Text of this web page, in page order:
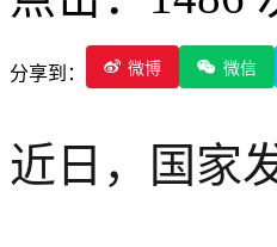
分享到： 微博 微信
近日，国家